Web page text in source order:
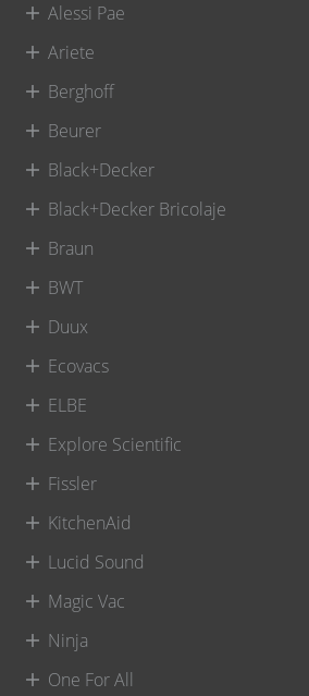
Alessi Pae
Ariete
Berghoff
Beurer
Black+Decker
Black+Decker Bricolaje
Braun
BWT
Duux
Ecovacs
ELBE
Explore Scientific
Fissler
KitchenAid
Lucid Sound
Magic Vac
Ninja
One For All